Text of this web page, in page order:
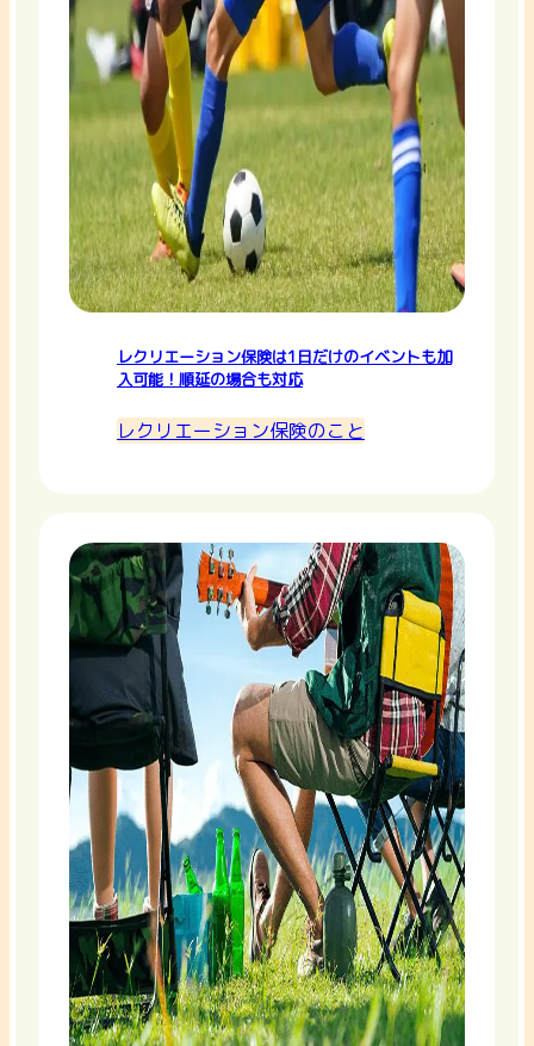
レクリエーション保険は1日だけのイベントも加
入可能！順延の場合も対応
レクリエーション保険のこと